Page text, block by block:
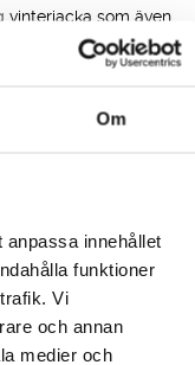
Om
anpassa innehållet
funktioner
Vi
och annan
medier och
vinterjacka som även
och snygga
och röd. Ska du
ventilation. Det är
friluftsjackan har
fyllning är den
smidig att bära. I
du även fodrad
jackor som
och vindjacka till
svart vårjacka att